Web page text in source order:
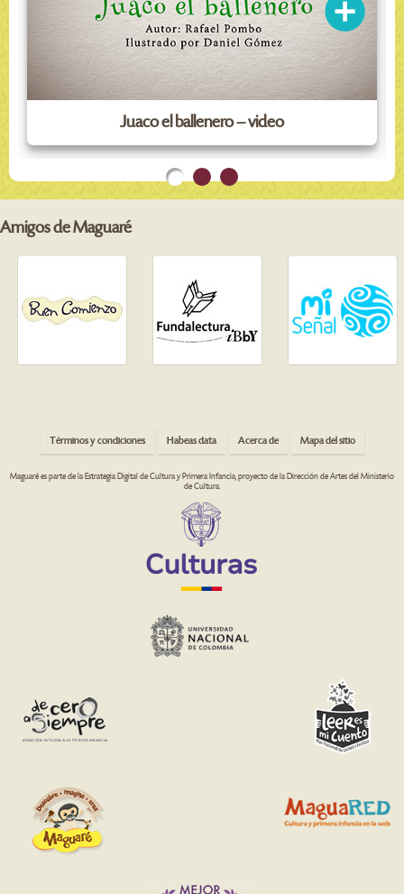
Juaco el ballenero – video
Amigos de Maguaré
Términos y condiciones Habeas data Acerca de Mapa del sitio
Maguaré es parte de la Estrategia Digital de Cultura y Primera Infancia, proyecto de la Dirección de Artes del Ministerio
de Cultura.